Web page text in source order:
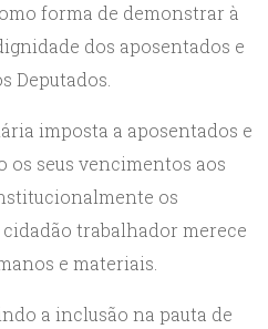
forma de demonstrar à
dos aposentados e
Deputados.
imposta a aposentados e
seus vencimentos aos
os
trabalhador merece
e materiais.
a inclusão na pauta de